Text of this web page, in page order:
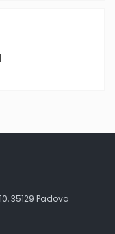
35129 Padova